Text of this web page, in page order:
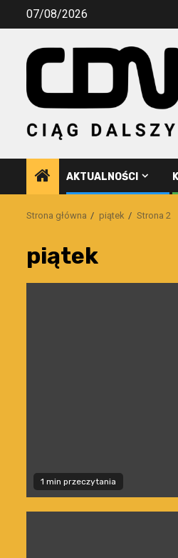
Przejdź07/08/2026
AKTUALNOŚCI
Strona główna piątek Strona 2
piątek
1 min przeczytania